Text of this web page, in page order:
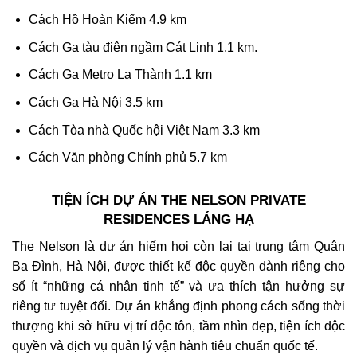
Cách Hồ Hoàn Kiếm 4.9 km
Cách Ga tàu điện ngầm Cát Linh 1.1 km.
Cách Ga Metro La Thành 1.1 km
Cách Ga Hà Nội 3.5 km
Cách Tòa nhà Quốc hội Việt Nam 3.3 km
Cách Văn phòng Chính phủ 5.7 km
TIỆN ÍCH DỰ ÁN THE NELSON PRIVATE
RESIDENCES LÁNG HẠ
The Nelson là dự án hiếm hoi còn lại tại trung tâm Quận
Ba Đình, Hà Nội, được thiết kế độc quyền dành riêng cho
số ít “những cá nhân tinh tế” và ưa thích tận hưởng sự
riêng tư tuyệt đối. Dự án khẳng định phong cách sống thời
thượng khi sở hữu vị trí độc tôn, tầm nhìn đẹp, tiện ích độc
quyền và dịch vụ quản lý vận hành tiêu chuẩn quốc tế.